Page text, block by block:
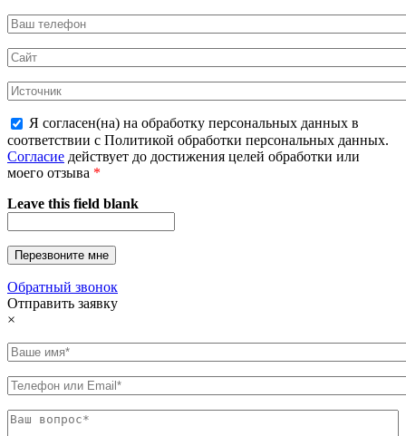
Я согласен(на) на обработку персональных данных в
соответствии с Политикой обработки персональных данных.
Согласие действует до достижения целей обработки или
моего отзыва *
Leave this field blank
Обратный звонок
Отправить заявку
×